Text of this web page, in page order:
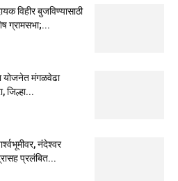
विहीर बुजविण्यासाठी
ग्रामसभा;...
योजनेत मंगळवेढा
जिल्हा...
नंदेश्वर
प्रलंबित...